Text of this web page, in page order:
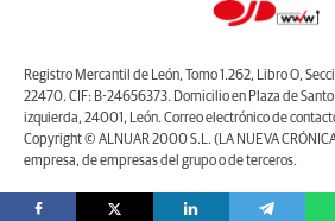
Registro Mercantil de León, Tomo 1.262, Libro O,
22470. CIF: B-24656373. Domicilio en Plaza de
izquierda, 24001, León. Correo electrónico de
Copyright © ALNUAR 2000 S.L. (LA NUEVA
empresa, de empresas del grupo o de terceros.